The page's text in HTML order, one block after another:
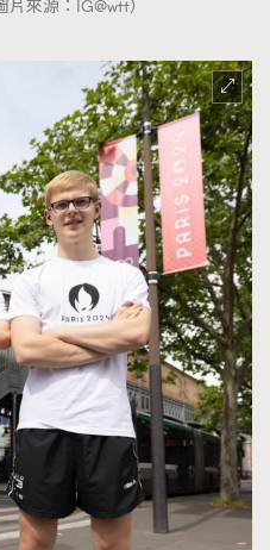
片來源：IG@wtt）